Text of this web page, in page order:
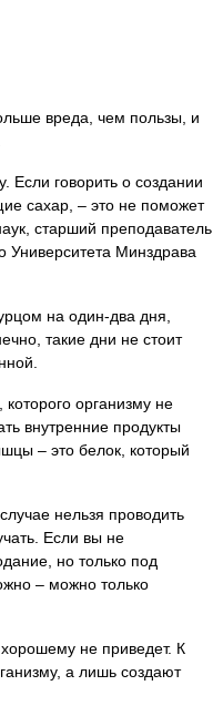
вреда, чем пользы, и
Если говорить о создании
сахар, – это не поможет
старший преподаватель
Университета Минздрава
на один-два дня,
такие дни не стоит
организму не
внутренние продукты
– это белок, который
нельзя проводить
Если вы не
но только под
– можно только
не приведет. К
а лишь создают